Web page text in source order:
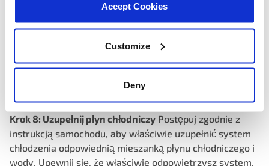
Accept Cookies
Customize
Deny
Ponownie przymocuj obudowę termostatu i dokręć
śruby.
Ponownie podłącz górny wąż chłodnicy i zabezpiecz go
ZNAJDŹ SWÓJ TERMOSTAT – KLIKNIJ TUTAJ
Krok 8: Uzupełnij płyn chłodniczy Postępuj zgodnie z
instrukcją samochodu, aby właściwie uzupełnić system
chłodzenia odpowiednią mieszanką płynu chłodniczego i
wody. Upewnij się, że właściwie odpowietrzysz system,